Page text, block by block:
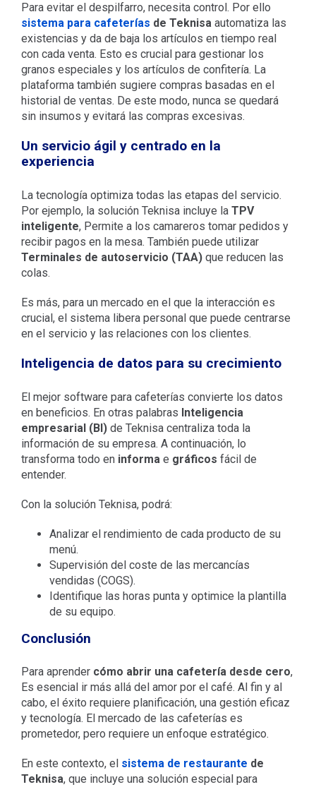
Para evitar el despilfarro, necesita control. Por ello
sistema para cafeterías de Teknisaautomatiza las
existencias y da de baja los artículos en tiempo real
con cada venta. Esto es crucial para gestionar los
granos especiales y los artículos de confitería. La
plataforma también sugiere compras basadas en el
historial de ventas. De este modo, nunca se quedará
sin insumos y evitará las compras excesivas.
Un servicio ágil y centrado en la
experiencia
La tecnología optimiza todas las etapas del servicio.
Por ejemplo, la solución Teknisa incluye la TPV
inteligente, Permite a los camareros tomar pedidos y
recibir pagos en la mesa. También puede utilizar
Terminales de autoservicio (TAA)que reducen las
colas.
Es más, para un mercado en el que la interacción es
crucial, el sistema libera personal que puede centrarse
en el servicio y las relaciones con los clientes.
Inteligencia de datos para su crecimiento
El mejor software para cafeterías convierte los datos
en beneficios. En otras palabras Inteligencia
empresarial (BI)de Teknisa centraliza toda la
información de su empresa. A continuación, lo
transforma todo en informa e gráficos fácil de
entender.
Con la solución Teknisa, podrá:
Analizar el rendimiento de cada producto de su
menú.
Supervisión del coste de las mercancías
vendidas (COGS).
Identifique las horas punta y optimice la plantilla
de su equipo.
Conclusión
Para aprender cómo abrir una cafetería desde cero,
Es esencial ir más allá del amor por el café. Al fin y al
cabo, el éxito requiere planificación, una gestión eficaz
y tecnología. El mercado de las cafeterías es
prometedor, pero requiere un enfoque estratégico.
En este contexto, el sistema de restaurante de
Teknisa, que incluye una solución especial para